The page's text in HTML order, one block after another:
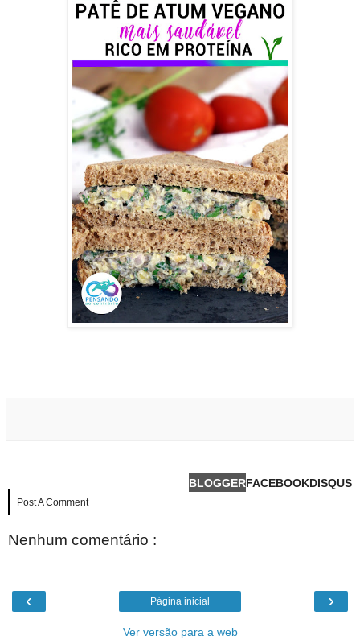
Post A Comment
BLOGGERFACEBOOKDISQUS
Nenhum comentário :
‹ ›
Página inicial
Ver versão para a web